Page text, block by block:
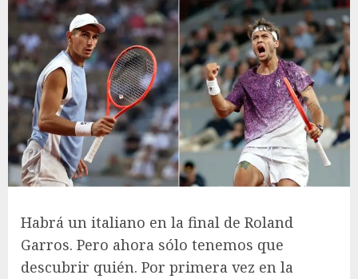
Habrá un italiano en la final de Roland
Garros. Pero ahora sólo tenemos que
descubrir quién. Por primera vez en la